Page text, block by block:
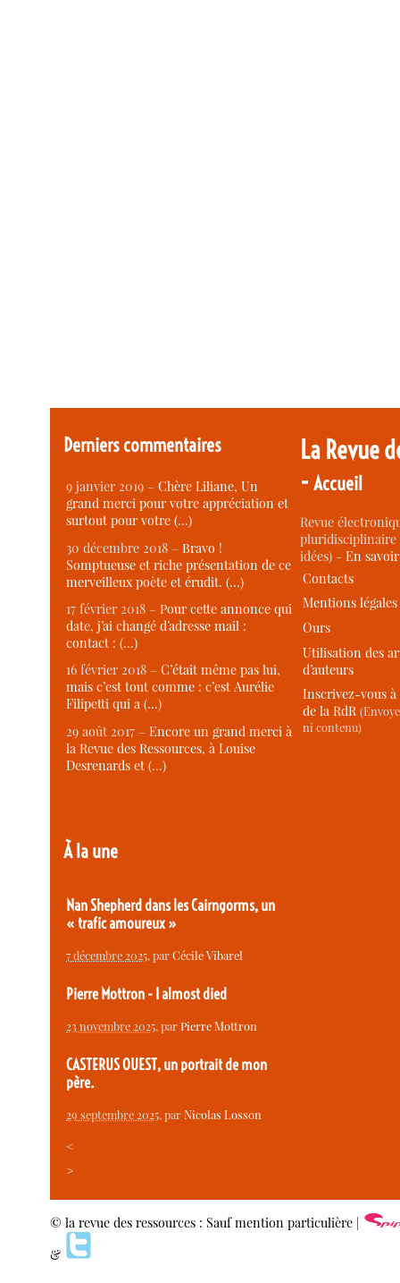
Derniers commentaires
9 janvier 2019 –Chère Liliane, Un
grand merci pour votre appréciation et
surtout pour votre (…)
30 décembre 2018 –Bravo !
Somptueuse et riche présentation de ce
merveilleux poète et érudit. (…)
17 février 2018 –Pour cette annonce qui
date, j’ai changé d’adresse mail :
contact : (…)
16 février 2018 –C’était même pas lui,
mais c’est tout comme : c’est Aurélie
Filipetti qui a (…)
29 août 2017 –Encore un grand merci à
la Revue des Ressources, à Louise
Desrenards et (…)
À la une
Nan Shepherd dans les Cairngorms, un
« trafic amoureux »
7 décembre 2025, parCécile Vibarel
Pierre Mottron - I almost died
23 novembre 2025, parPierre Mottron
CASTERUS OUEST, un portrait de mon
père.
29 septembre 2025, parNicolas Losson
<
>
La Revue
-Accueil
Revue
idées) -En
Contacts
Mentions légales
Ours
Utilisation des
d’auteurs
Inscrivez-vous
de la RdR
ni contenu)
© la revue des ressources : Sauf mention particulière |
&